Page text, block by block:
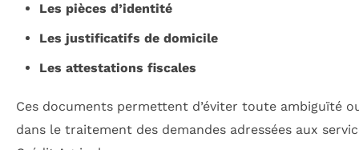
Les pièces d’identité
Les justificatifs de domicile
Les attestations fiscales
Ces documents permettent d’éviter toute ambiguïté
dans le traitement des demandes adressées aux